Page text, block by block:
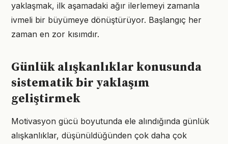
yaklaşmak, ilk aşamadaki ağır ilerlemeyi zamanla
ivmeli bir büyümeye dönüştürüyor. Başlangıç her
zaman en zor kısımdır.
Günlük alışkanlıklar konusunda
sistematik bir yaklaşım
geliştirmek
Motivasyon gücü boyutunda ele alındığında günlük
alışkanlıklar, düşünüldüğünden çok daha çok